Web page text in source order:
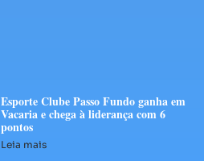
Esporte Clube Passo Fundo ganha em
Vacaria e chega à liderança com 6
pontos
Leia mais